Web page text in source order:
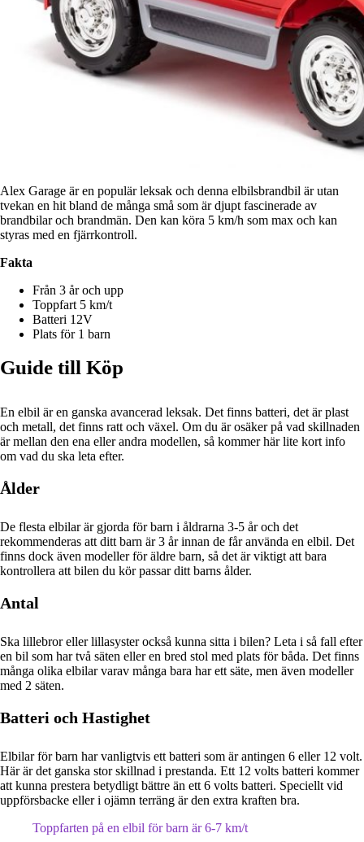
Alex Garage är en populär leksak och denna elbilsbrandbil är utan
tvekan en hit bland de många små som är djupt fascinerade av
brandbilar och brandmän. Den kan köra 5 km/h som max och kan
styras med en fjärrkontroll.
Fakta
Från 3 år och upp
Toppfart 5 km/t
Batteri 12V
Plats för 1 barn
Guide till Köp
En elbil är en ganska avancerad leksak. Det finns batteri, det är plast
och metall, det finns ratt och växel. Om du är osäker på vad skillnaden
är mellan den ena eller andra modellen, så kommer här lite kort info
om vad du ska leta efter.
Ålder
De flesta elbilar är gjorda för barn i åldrarna 3-5 år och det
rekommenderas att ditt barn är 3 år innan de får använda en elbil. Det
finns dock även modeller för äldre barn, så det är viktigt att bara
kontrollera att bilen du kör passar ditt barns ålder.
Antal
Ska lillebror eller lillasyster också kunna sitta i bilen? Leta i så fall efter
en bil som har två säten eller en bred stol med plats för båda. Det finns
många olika elbilar varav många bara har ett säte, men även modeller
med 2 säten.
Batteri och Hastighet
Elbilar för barn har vanligtvis ett batteri som är antingen 6 eller 12 volt.
Här är det ganska stor skillnad i prestanda. Ett 12 volts batteri kommer
att kunna prestera betydligt bättre än ett 6 volts batteri. Speciellt vid
uppförsbacke eller i ojämn terräng är den extra kraften bra.
Toppfarten på en elbil för barn är 6-7 km/t